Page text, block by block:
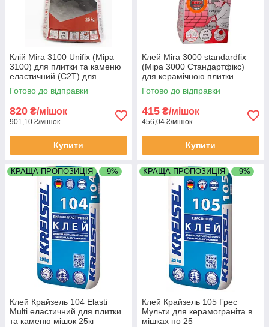
Клій Mira 3100 Unifix (Міра
3100) для плитки та каменю
еластичний (С2Т) для
електричної теплої підлоги
25Кг
Готово до відправки
820 ₴/мішок
901,10 ₴/мішок
Купити
Клей Mira 3000 standardfix
(Міра 3000 Стандартфікс)
для керамічною плитки
керамограніта греса мішок 25
кілограмів
Готово до відправки
415 ₴/мішок
456,04 ₴/мішок
Купити
КРАЩА ПРОПОЗИЦІЯ –9%
Клей Крайзель 104 Elasti
Multi еластичний для плитки
та каменю мішок 25кг
КРАЩА ПРОПОЗИЦІЯ –9%
Клей Крайзель 105 Грес
Мульти для керамограніта в
мішках по 25